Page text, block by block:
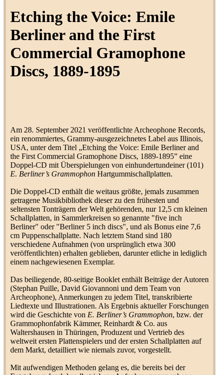
( Zeitgenössisches
Schriftmaterial)
Vox Neuerscheinungen -
Dezember 1927
(Neuerscheinungen/Nachträge)
LoopingLoui
Vox Neuerscheinungen -
November 1925
(Neuerscheinungen/Nachträge
(Labels O-P)
Odeon89
Leierkasten auf Platte
(Plattenvorstellung)
Remirus
Suffix a und b / B
Grammophon)
Columbia Nachtrag -
September 1930
(Neuerscheinungen/Nachträge)
LoopingLoui
Musikhaus Carl Ruckmich,
Freiburg im Breisgau
(Musikhäuser)
Limania
Fama (Labels E-F) Formiggini
Epege (Labels E-F) berauscht
Fritz Henschke: Kinderlieder,
Volkstanz, Volkslieder
phraseologico
Etching the Voice: Emile
Berliner and the First
Commercial Gramophone
Discs, 1889-1895
Am 28. September 2021 veröffentlichte Archeophone Records,
ein renommiertes, Grammy-ausgezeichnetes Label aus Illinois,
USA, unter dem Titel „Etching the Voice: Emile Berliner and
the First Commercial Gramophone Discs, 1889-1895” eine
Doppel-CD mit Überspielungen von einhundertundeiner (101)
E. Berliner’s Grammophon Hartgummischallplatten.
Die Doppel-CD enthält die weitaus größte, jemals zusammen
getragene Musikbibliothek dieser zu den frühesten und
seltensten Tonträgern der Welt gehörenden, nur 12,5 cm kleinen
Schallplatten, in Sammlerkreisen so genannte "five inch
Berliner" oder "Berliner 5 inch discs", und als Bonus eine 7,6
cm Puppenschallplatte. Nach letztem Stand sind 180
verschiedene Aufnahmen (von ursprünglich etwa 300
veröffentlichten) erhalten geblieben, darunter etliche in lediglich
einem nachgewiesenen Exemplar.
Das beiliegende, 80-seitige Booklet enthält Beiträge der Autoren
(Stephan Puille, David Giovannoni und dem Team von
Archeophone), Anmerkungen zu jedem Titel, transkribierte
Liedtexte und Illustrationen. Als Ergebnis aktueller Forschungen
wird die Geschichte von E. Berliner’s Grammophon, bzw. der
Grammophonfabrik Kämmer, Reinhardt & Co. aus
Waltershausen in Thüringen, Produzent und Vertrieb des
weltweit ersten Plattenspielers und der ersten Schallplatten auf
dem Markt, detailliert wie niemals zuvor, vorgestellt.
Mit aufwendigen Methoden gelang es, die bereits bei der